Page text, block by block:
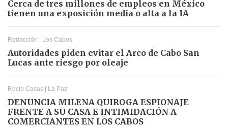
Cerca de tres millones de empleos en México
tienen una exposición media o alta a la IA
Redacción | Los Cabos
Autoridades piden evitar el Arco de Cabo San
Lucas ante riesgo por oleaje
Rocio Casas | La Paz
DENUNCIA MILENA QUIROGA ESPIONAJE
FRENTE A SU CASA E INTIMIDACIÓN A
COMERCIANTES EN LOS CABOS